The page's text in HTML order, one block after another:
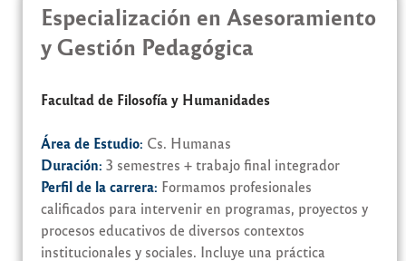
Especialización en Asesoramiento
y Gestión Pedagógica
Facultad de Filosofía y Humanidades
Área de Estudio: Cs. Humanas
Duración: 3 semestres + trabajo final integrador
Perfil de la carrera: Formamos profesionales
calificados para intervenir en programas, proyectos y
procesos educativos de diversos contextos
institucionales y sociales. Incluye una práctica